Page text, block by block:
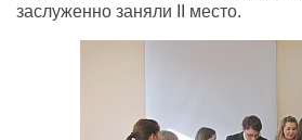
заслуженно заняли II место.